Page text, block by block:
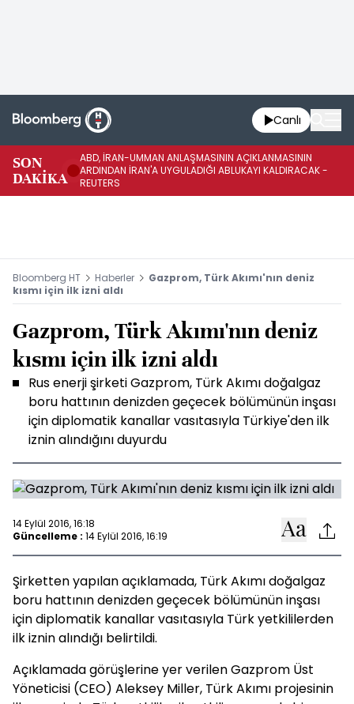
Canlı
SON
DAKİKA
ABD, İRAN-UMMAN ANLAŞMASININ AÇIKLANMASININ
ARDINDAN İRAN'A UYGULADIĞI ABLUKAYI KALDIRACAK -
REUTERS
Bloomberg HT Haberler
Gazprom, Türk Akımı'nın deniz
kısmı için ilk izni aldı
Gazprom, Türk Akımı'nın deniz
kısmı için ilk izni aldı
Rus enerji şirketi Gazprom, Türk Akımı doğalgaz
boru hattının denizden geçecek bölümünün inşası
için diplomatik kanallar vasıtasıyla Türkiye'den ilk
iznin alındığını duyurdu
14 Eylül 2016, 16:18
Güncelleme : 14 Eylül 2016, 16:19
Şirketten yapılan açıklamada, Türk Akımı doğalgaz
boru hattının denizden geçecek bölümünün inşası
için diplomatik kanallar vasıtasıyla Türk yetkililerden
ilk iznin alındığı belirtildi.
Açıklamada görüşlerine yer verilen Gazprom Üst
Yöneticisi (CEO) Aleksey Miller, Türk Akımı projesinin